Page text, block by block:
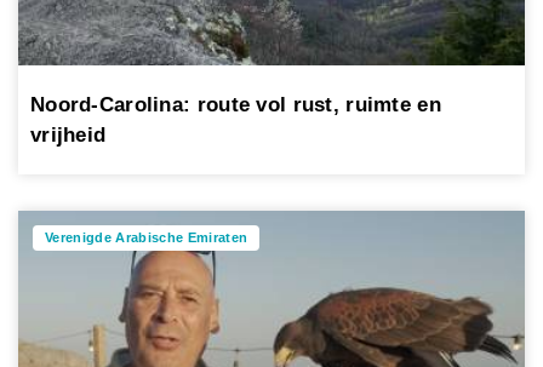
Noord-Carolina: route vol rust, ruimte en
vrijheid
Verenigde Arabische Emiraten